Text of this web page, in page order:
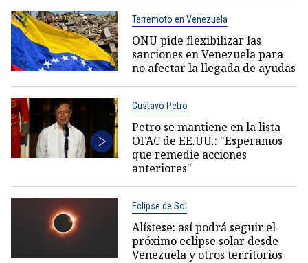
Terremoto en Venezuela
ONU pide flexibilizar las
sanciones en Venezuela para
no afectar la llegada de ayudas
Gustavo Petro
Petro se mantiene en la lista
OFAC de EE.UU.: "Esperamos
que remedie acciones
anteriores"
Eclipse de Sol
Alístese: así podrá seguir el
próximo eclipse solar desde
Venezuela y otros territorios